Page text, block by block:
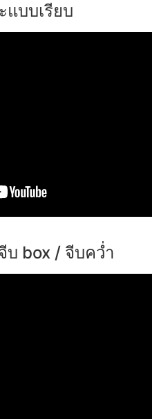
แบบเรียบ
บ box / จีบคว่ำ